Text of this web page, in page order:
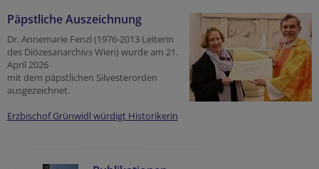
Päpstliche Auszeichnung
Dr. Annemarie Fenzl (1976-2013 Leiterin
des Diözesanarchivs Wien) wurde am 21.
April 2026
mit dem päpstlichen Silvesterorden
ausgezeichnet.
Erzbischof Grünwidl würdigt Historikerin